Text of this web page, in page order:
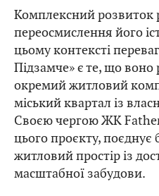
Комплексний
переосмислення його
цьому контексті
Підзамче» є те, що воно
окремий житловий
міський квартал із
Своєю чергою ЖК
цього проєкту,
житловий простір із
масштабної забудови.